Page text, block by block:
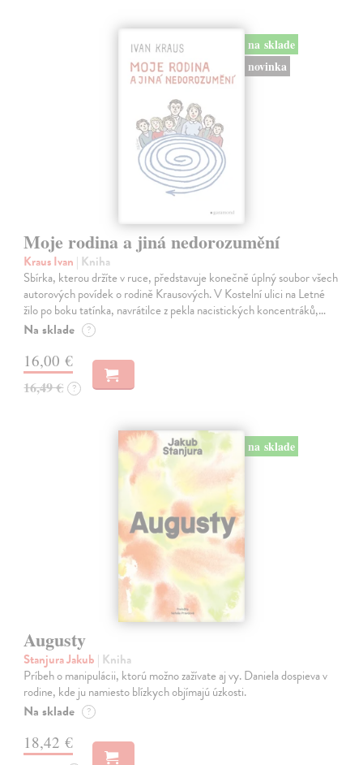
na sklade
novinka
Moje rodina a jiná nedorozumění
Kraus Ivan | Kniha
Sbírka, kterou držíte v ruce, představuje konečně úplný soubor všech
autorových povídek o rodině Krausových. V Kostelní ulici na Letné
žilo po boku tatínka, navrátilce z pekla nacistických koncentráků,…
Na sklade ?
16,00 €
16,49 € ?
na sklade
Augusty
Stanjura Jakub | Kniha
Príbeh o manipulácii, ktorú možno zažívate aj vy. Daniela dospieva v
rodine, kde ju namiesto blízkych objímajú úzkosti.
Na sklade ?
18,42 €